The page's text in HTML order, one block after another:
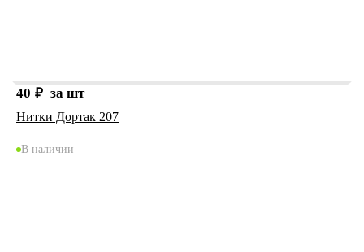
40 ₽ за шт
Нитки Дортак 207
В наличии